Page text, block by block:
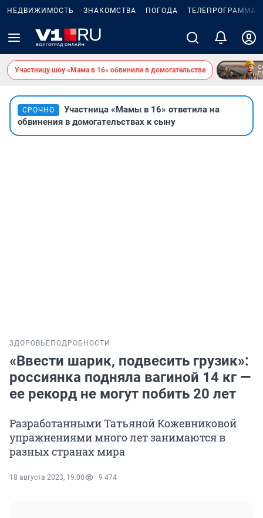
НЕДВИЖИМОСТЬ ЗНАКОМСТВА ПОГОДА ТЕЛЕПРОГРАММА
Участницу шоу «Мама в 16» обвинили в домогательстве
СРОЧНО
Участница «Мамы в 16» ответила на
обвинения в домогательствах к сыну
ЗДОРОВЬЕ ПОДРОБНОСТИ
«Ввести шарик, подвесить грузик»:
россиянка подняла вагиной 14 кг —
ее рекорд не могут побить 20 лет
Разработанными Татьяной Кожевниковой
упражнениями много лет занимаются в
разных странах мира
18 августа 2023, 19:00 9 474